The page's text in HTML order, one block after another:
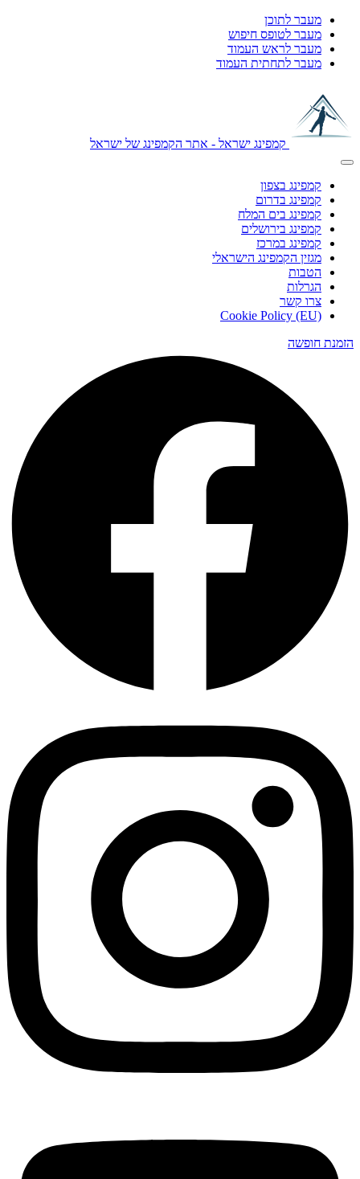
מעבר לתוכן
מעבר לטופס חיפוש
מעבר לראש העמוד
מעבר לתחתית העמוד
קמפינג ישראל - אתר הקמפינג של ישראל
קמפינג בצפון
קמפינג בדרום
קמפינג בים המלח
קמפינג בירושלים
קמפינג במרכז
מגזין הקמפינג הישראלי
הטבות
הגרלות
צרו קשר
Cookie Policy (EU)
הזמנת חופשה